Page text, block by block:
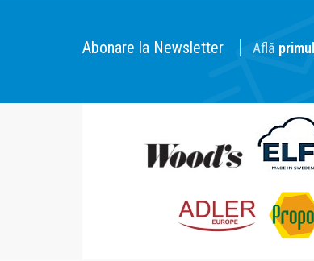
Abonare la Newsletter Află primul